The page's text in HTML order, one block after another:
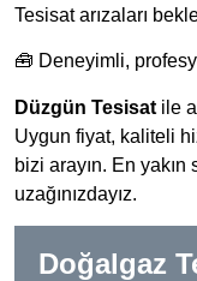
Doğalgaz
Tesisat arızaları
🧰 Deneyimli,
Düzgün Tesisat ile
Uygun fiyat, kaliteli
bizi arayın. En
uzağınızdayız.